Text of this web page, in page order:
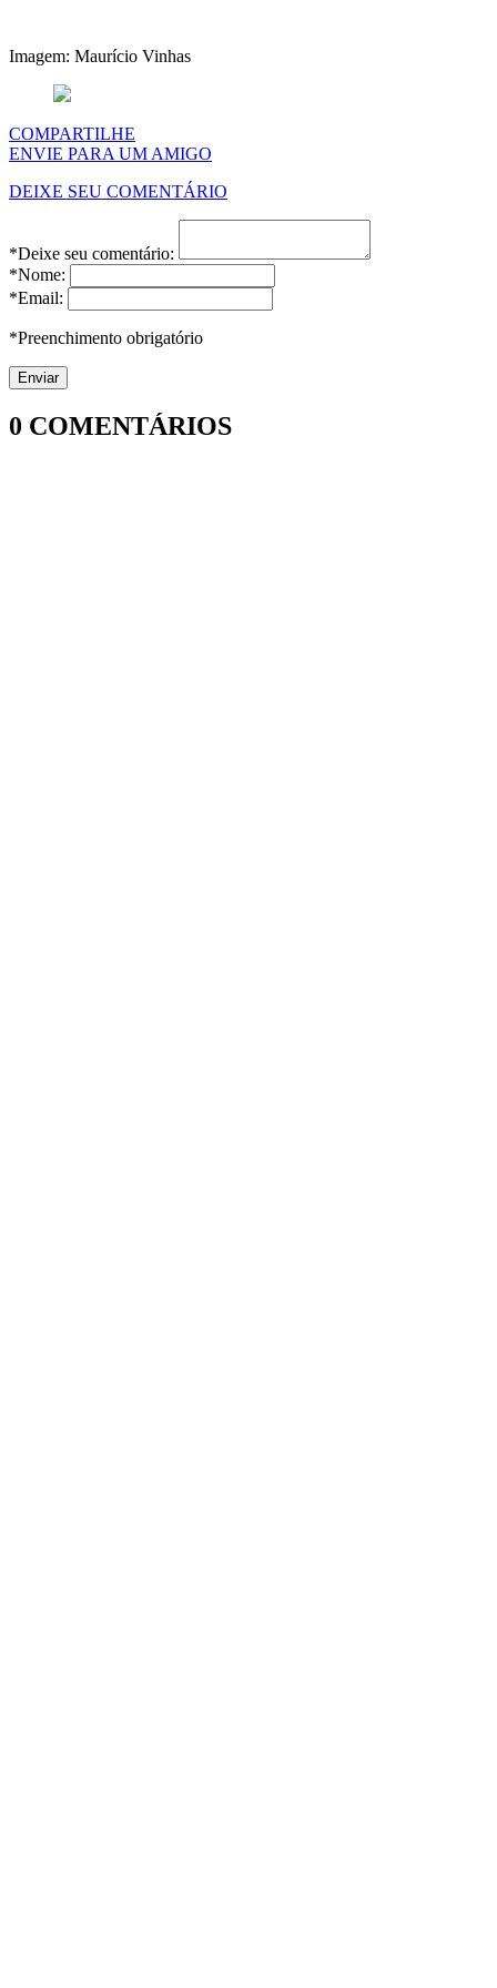
Imagem: Maurício Vinhas
COMPARTILHE
ENVIE PARA UM AMIGO
DEIXE SEU COMENTÁRIO
*Deixe seu comentário:
*Nome:
*Email:
*Preenchimento obrigatório
0 COMENTÁRIOS